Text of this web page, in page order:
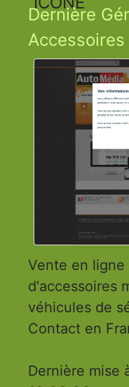
Dernière
Vente en
d'accessoires
véhicules de
Contact en
Dernière mise